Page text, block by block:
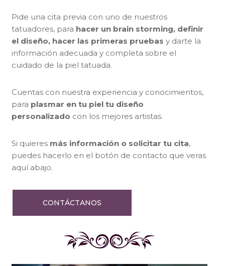
Pide una cita previa con uno de nuestros
tatuadores, para hacer un brain storming, definir
el diseño, hacer las primeras pruebas y darte la
información adecuada y completa sobre el
cuidado de la piel tatuada.
Cuentas con nuestra experiencia y conocimientos,
para plasmar en tu piel tu diseño
personalizado con los mejores artistas.
Si quieres más información o solicitar tu cita,
puedes hacerlo en el botón de contacto que veras
aquí abajo.
CONTÁCTANOS